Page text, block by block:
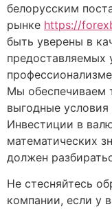
белорусским
рынке https://
быть уверены в
предоставляемых
Мы обеспечиваем
выгодные
Инвестиции в
математических
должен
Не стесняйтесь
компании, если у